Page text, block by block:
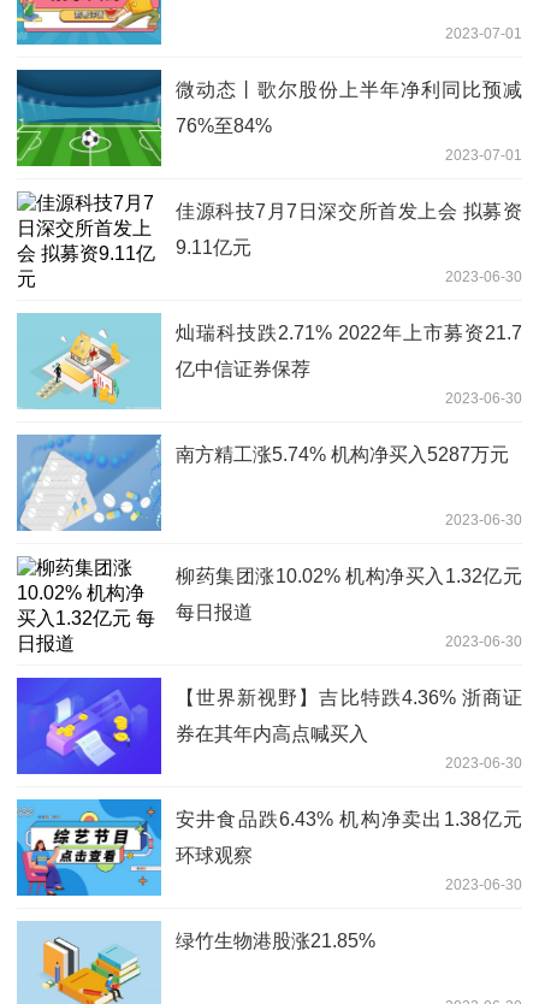
2023-07-01
微动态丨歌尔股份上半年净利同比预减
76%至84%
2023-07-01
佳源科技7月7日深交所首发上会 拟募资
9.11亿元
2023-06-30
灿瑞科技跌2.71% 2022年上市募资21.7
亿中信证券保荐
2023-06-30
南方精工涨5.74% 机构净买入5287万元
2023-06-30
柳药集团涨10.02% 机构净买入1.32亿元
每日报道
2023-06-30
【世界新视野】吉比特跌4.36% 浙商证
券在其年内高点喊买入
2023-06-30
安井食品跌6.43% 机构净卖出1.38亿元
环球观察
2023-06-30
绿竹生物港股涨21.85%